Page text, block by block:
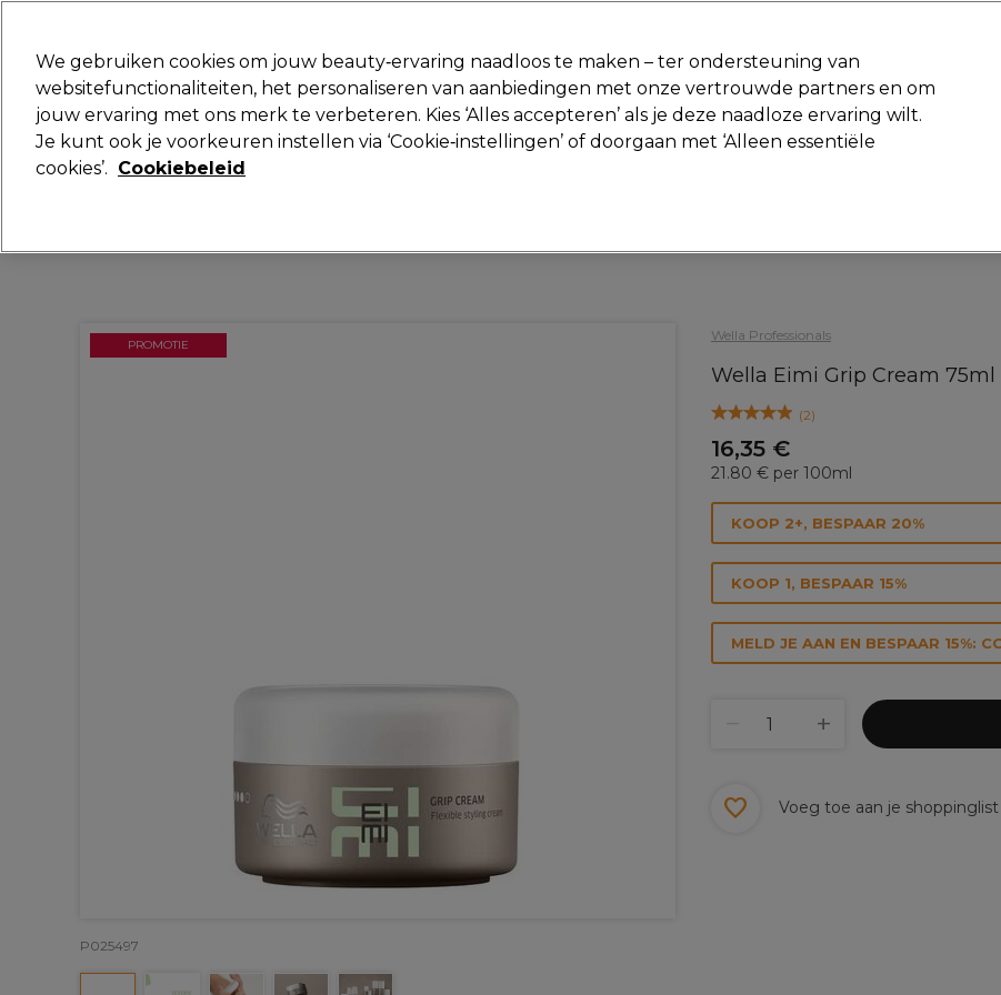
Merken Deals Haar Elektra Beauty Salon interieur Mannen Vegan Nieuwe producten
Volgende dag geleverd*
Wella Professionals
Wella Eimi Grip Cream 75ml
(2)
16,35 €
21.80 € per 100ml
PROMOTIE
P025497
KOOP 2+, BESPAAR 20%
KOOP 1, BESPAAR 15%
MELD JE AAN EN BESPAAR 15%:
Voeg toe aan je shoppinglist
We gebruiken cookies om jouw beauty‑ervaring naadloos te maken – ter ondersteuning van
websitefunctionaliteiten, het personaliseren van aanbiedingen met onze vertrouwde partners en om
jouw ervaring met ons merk te verbeteren. Kies ‘Alles accepteren’ als je deze naadloze ervaring wilt.
Je kunt ook je voorkeuren instellen via ‘Cookie‑instellingen’ of doorgaan met ‘Alleen essentiële
cookies’. Cookiebeleid